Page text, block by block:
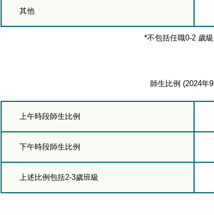
其他
*不包括任職0-2 歲
師生比例 (2024年
上午時段師生比例
下午時段師生比例
上述比例包括2-3歲班級